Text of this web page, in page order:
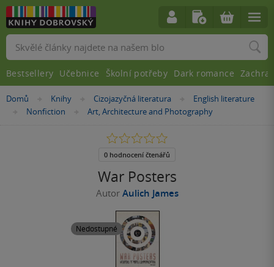
Nacházíte
Domů »Knihy »Cizojazyčná literatura »English literature
»
Nonfiction »Art, Architecture and Photography
War Posters
Autor Aulich James
Nedostupné
0.0
5
0 hodnocení čtenářů
Vyhledávání
Bestsellery Učebnice Školní potřeby Dark romance